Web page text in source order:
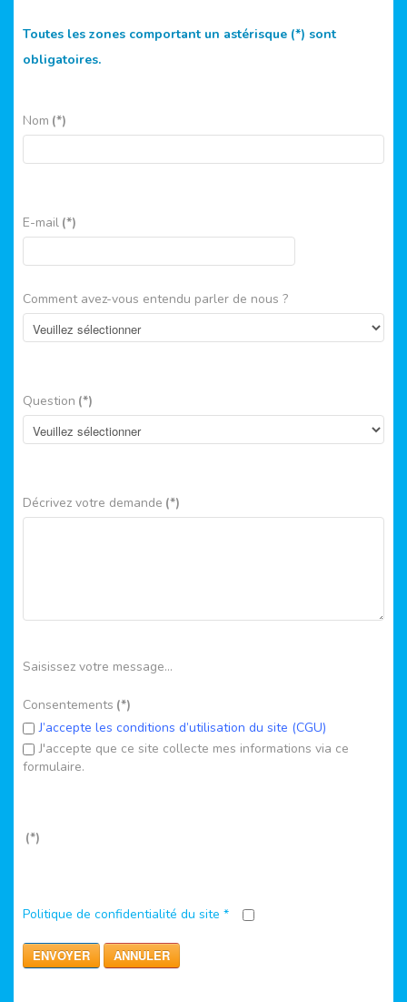
FORUMS
Toutes les zones comportant un astérisque (*) sont
obligatoires.
Nom (*)
E-mail (*)
Comment avez-vous entendu parler de nous ?
Question (*)
Décrivez votre demande (*)
Saisissez votre message...
Consentements (*)
J’accepte les conditions d’utilisation du site (CGU)
J'accepte que ce site collecte mes informations via ce
formulaire.
(*)
Politique de confidentialité du site *
ENVOYER ANNULER